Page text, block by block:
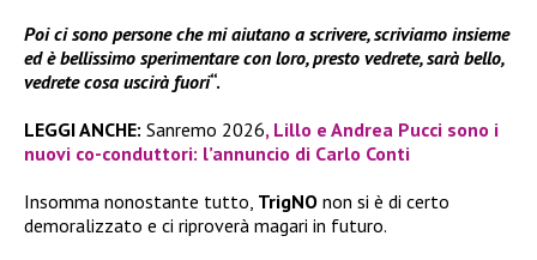
Poi ci sono persone che mi aiutano a scrivere, scriviamo insieme
ed è bellissimo sperimentare con loro, presto vedrete, sarà bello,
vedrete cosa uscirà fuori“.
LEGGI ANCHE: Sanremo 2026, Lillo e Andrea Pucci sono i
nuovi co-conduttori: l’annuncio di Carlo Conti
Insomma nonostante tutto, TrigNO non si è di certo
demoralizzato e ci riproverà magari in futuro.